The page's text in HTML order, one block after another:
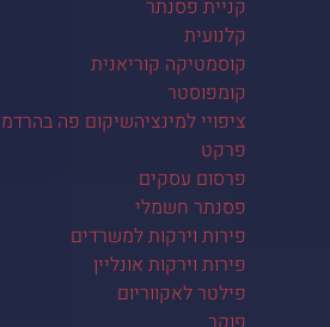
קניית פסנתר
קלנועית
קוסמטיקה קוריאנית
קומפוסטר
ציפויי למינציהשיקום פה
פרקט
פרסום עסקים
פסנתר חשמלי
פירות וירקות למשרדים
פירות וירקות אונליין
פילטר לאקווריום